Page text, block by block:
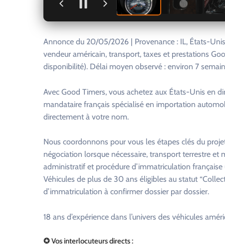
Annonce du 20/05/2026 | Provenance : IL, États-
vendeur américain, transport, taxes et prestations
disponibilité). Délai moyen observé : environ 7
Avec Good Timers, vous achetez aux États-Unis en
mandataire français spécialisé en importation
directement à votre nom.
Nous coordonnons pour vous les étapes clés du
négociation lorsque nécessaire, transport terrestre
administratif et procédure d’immatriculation française
Véhicules de plus de 30 ans éligibles au statut
d’immatriculation à confirmer dossier par dossier.
18 ans d’expérience dans l’univers des véhicules
✪ Vos interlocuteurs directs :